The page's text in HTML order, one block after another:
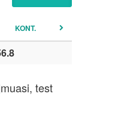
KONT.
test